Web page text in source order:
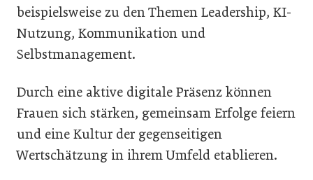
beispielsweise zu den Themen Leadership, KI-
Nutzung, Kommunikation und
Selbstmanagement.
Durch eine aktive digitale Präsenz können
Frauen sich stärken, gemeinsam Erfolge feiern
und eine Kultur der gegenseitigen
Wertschätzung in ihrem Umfeld etablieren.